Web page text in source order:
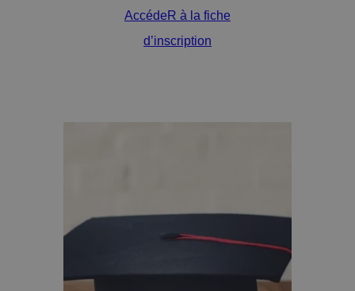
AccédeR à la fiche
d’inscription